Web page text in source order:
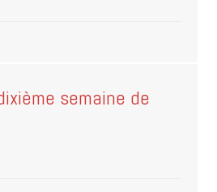
semaine de